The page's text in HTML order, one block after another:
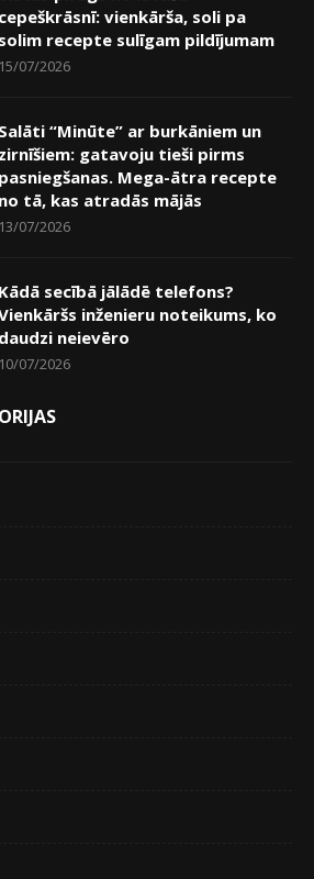
cepeškrāsnī: vienkārša, soli pa
solim recepte sulīgam pildījumam
15/07/2026
Salāti “Minūte” ar burkāniem un
zirnīšiem: gatavoju tieši pirms
pasniegšanas. Mega-ātra recepte
no tā, kas atradās mājās
13/07/2026
Kādā secībā jālādē telefons?
inženieru noteikums, ko
daudzi neievēro
10/07/2026